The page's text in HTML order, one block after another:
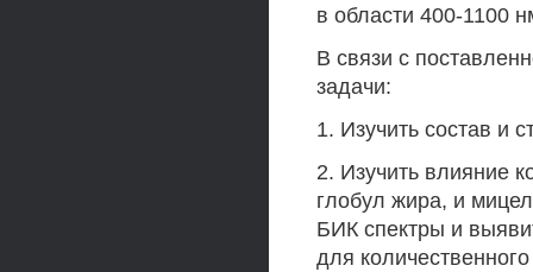
в области 400-1100
В связи с
задачи:
1. Изучить состав и
2. Изучить влияние
глобул жира, и
БИК спектры и
для